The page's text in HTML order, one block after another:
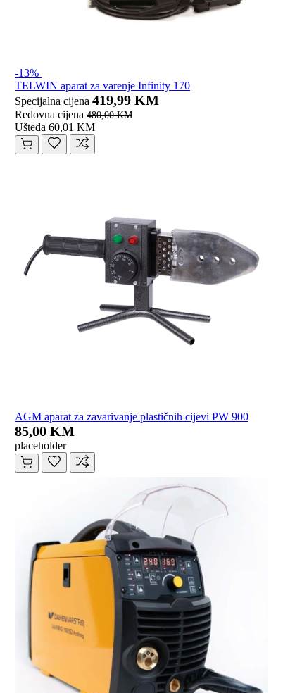
-13%
TELWIN aparat za varenje Infinity 170
Specijalna cijena 419,99 KM
Redovna cijena 480,00 KM
Ušteda 60,01 KM
AGM aparat za zavarivanje plastičnih cijevi PW 900
85,00 KM
placeholder